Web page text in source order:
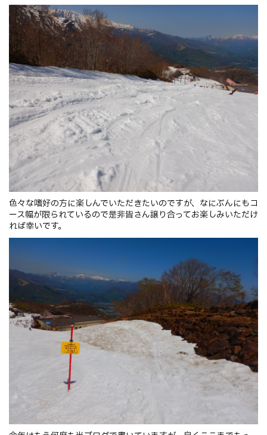
色々な嗜好の方に楽しんでいただきたいのですが、なにぶんにもコ
ース幅が限られているので是非皆さん譲り合ってお楽しみいただけ
れば幸いです。